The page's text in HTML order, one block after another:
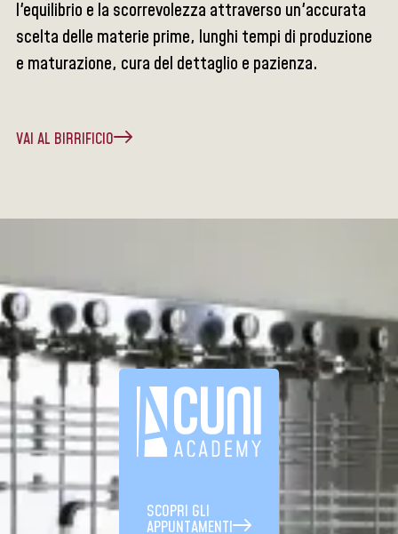
l'equilibrio e la scorrevolezza attraverso un'accurata
scelta delle materie prime, lunghi tempi di produzione
e maturazione, cura del dettaglio e pazienza.
VAI AL BIRRIFICIO
SCOPRI GLI
APPUNTAMENTI